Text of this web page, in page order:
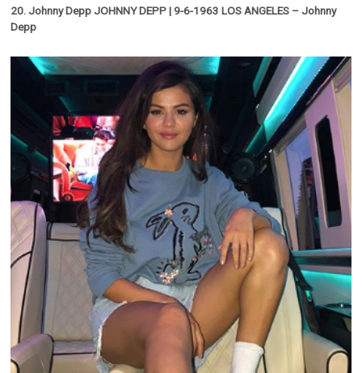
20. Johnny Depp JOHNNY DEPP | 9-6-1963 LOS ANGELES – Johnny
Depp